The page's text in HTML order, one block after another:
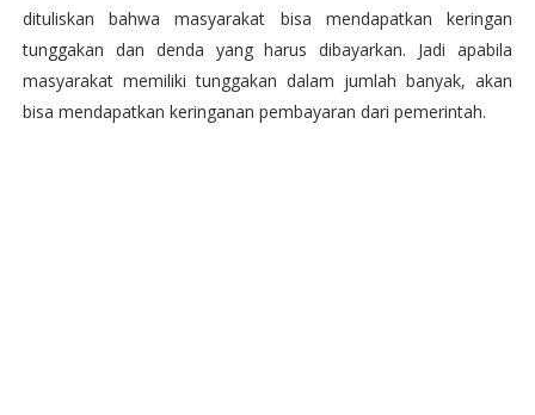
dituliskan bahwa masyarakat bisa mendapatkan keringan
tunggakan dan denda yang harus dibayarkan. Jadi apabila
masyarakat memiliki tunggakan dalam jumlah banyak, akan
bisa mendapatkan keringanan pembayaran dari pemerintah.